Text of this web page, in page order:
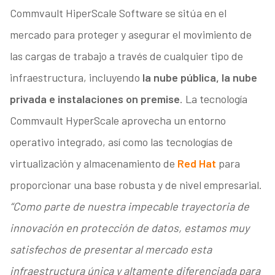
Commvault HiperScale Software se sitúa en el
mercado para proteger y asegurar el movimiento de
las cargas de trabajo a través de cualquier tipo de
infraestructura, incluyendo la nube pública, la nube
privada e instalaciones on premise. La tecnología
Commvault HyperScale aprovecha un entorno
operativo integrado, así como las tecnologías de
virtualización y almacenamiento de Red Hat para
proporcionar una base robusta y de nivel empresarial.
“Como parte de nuestra impecable trayectoria de
innovación en protección de datos, estamos muy
satisfechos de presentar al mercado esta
infraestructura única y altamente diferenciada para